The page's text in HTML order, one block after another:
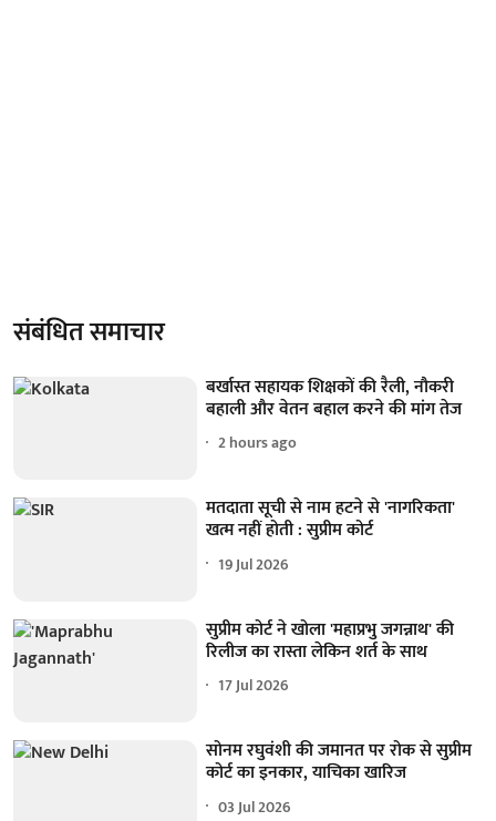
संबंधित समाचार
बर्खास्त सहायक शिक्षकों की रैली, नौकरी
बहाली और वेतन बहाल करने की मांग तेज
2 hours ago
मतदाता सूची से नाम हटने से 'नागरिकता'
खत्म नहीं होती : सुप्रीम कोर्ट
19 Jul 2026
सुप्रीम कोर्ट ने खोला 'महाप्रभु जगन्नाथ' की
रिलीज का रास्ता लेकिन शर्त के साथ
17 Jul 2026
सोनम रघुवंशी की जमानत पर रोक से सुप्रीम
कोर्ट का इनकार, याचिका खारिज
03 Jul 2026